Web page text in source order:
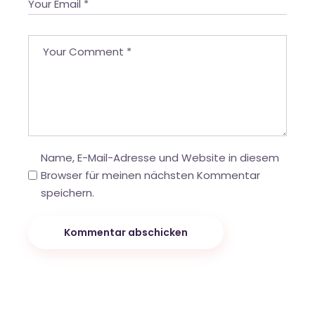
Name, E-Mail-Adresse und Website in diesem
Browser für meinen nächsten Kommentar
speichern.
Kommentar abschicken